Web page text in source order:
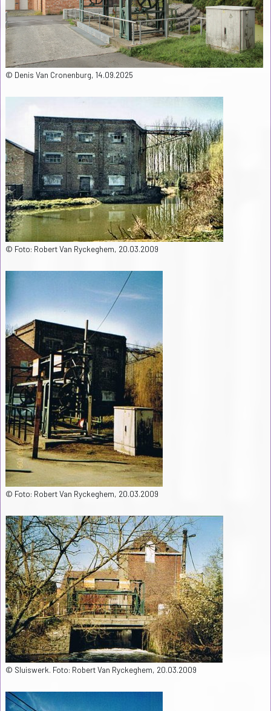
© Denis Van Cronenburg, 14.09.2025
© Foto: Robert Van Ryckeghem, 20.03.2009
© Foto: Robert Van Ryckeghem, 20.03.2009
© Sluiswerk. Foto: Robert Van Ryckeghem, 20.03.2009